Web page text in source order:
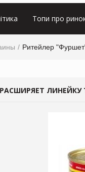
Топи про
Ритейлер
ЛИНЕЙКУ